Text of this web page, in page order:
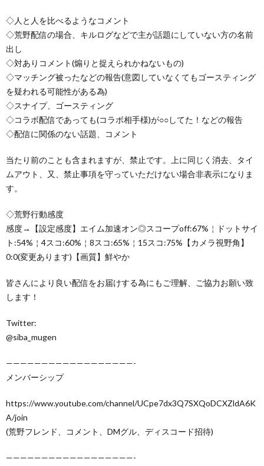
◇人と人を比べるようなコメント
◇荒野配信の場合、キルログなどで主が話題にしていない方の名前
出し
◇対ありコメント(煽りと捉えられかねないもの)
◇マッチング被ったなどの報告(意図していなくてもゴースティング
を疑われる可能性がある為)
◇スナイプ、ゴースティング
◇コラボ配信であっても(コラボ相手様)が○○してた！などの報告
◇配信に関係のない話題、コメント
当たり前のことも含まれますが、禁止です。上に同じく消去、タイ
ムアウト、又、禁止事項を守っていただけない場合非表示になりま
す。
◇荒野行動感度
感度→【設定感度】エイム加速オン◎スコープoff:67%￤ドットサイ
ト:54%￤4スコ:60%￤8スコ:65%￤15スコ:75%【カメラ視野角】
0:0(変更あります)【画質】鮮やか
皆さんにより良い配信をお届けする為にもご理解、ご協力お願い致
します！
Twitter:
@siba_mugen
——————————————————-
メンバーシップ
https://www.youtube.com/channel/UCpe7dx3Q7SXQoDCXZldA6K
A/join
(荒野フレンド、コメント、DMグル、ディスコード招待)
——————————————————-